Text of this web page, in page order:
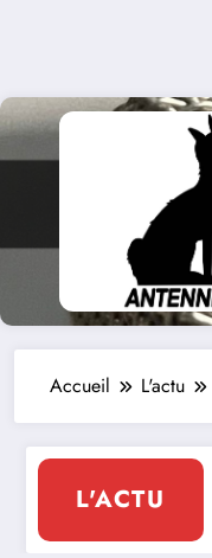
Accueil L'actu
L'ACTU
: Festival de